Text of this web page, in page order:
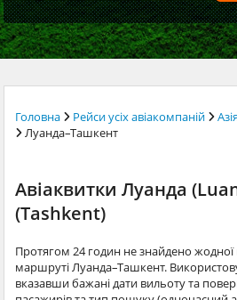
Головна Рейси усіх авіакомпаній
Луанда–Ташкент
Авіаквитки Луанда
(Tashkent)
Протягом 24 годин не знайдено жодної
маршруті Луанда–Ташкент.
вказавши бажані дати вильоту та